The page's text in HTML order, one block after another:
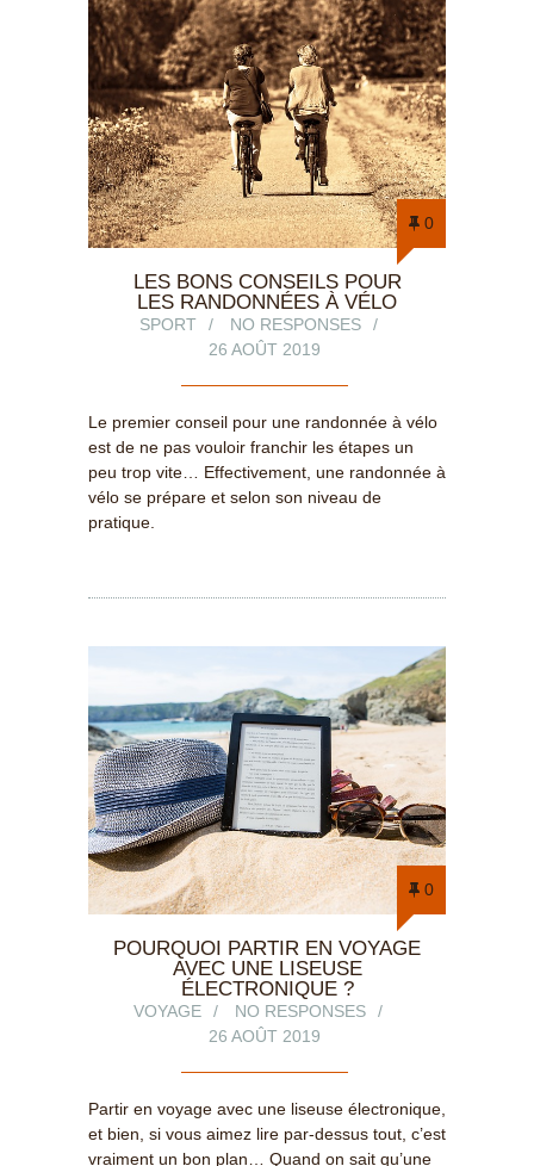
0
LES BONS CONSEILS POUR
LES RANDONNÉES À VÉLO
SPORT
NO RESPONSES
26 AOÛT 2019
Le premier conseil pour une randonnée à vélo
est de ne pas vouloir franchir les étapes un
peu trop vite… Effectivement, une randonnée à
vélo se prépare et selon son niveau de
pratique.
0
POURQUOI PARTIR EN VOYAGE
AVEC UNE LISEUSE
ÉLECTRONIQUE ?
VOYAGE
NO RESPONSES
26 AOÛT 2019
Partir en voyage avec une liseuse électronique,
et bien, si vous aimez lire par-dessus tout, c’est
vraiment un bon plan… Quand on sait qu’une